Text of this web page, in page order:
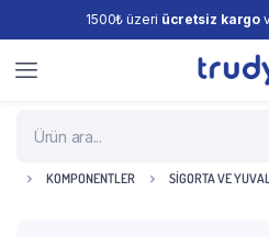
1500₺ üzeri ücretsiz kargo
KOMPONENTLER SIGORTA VE